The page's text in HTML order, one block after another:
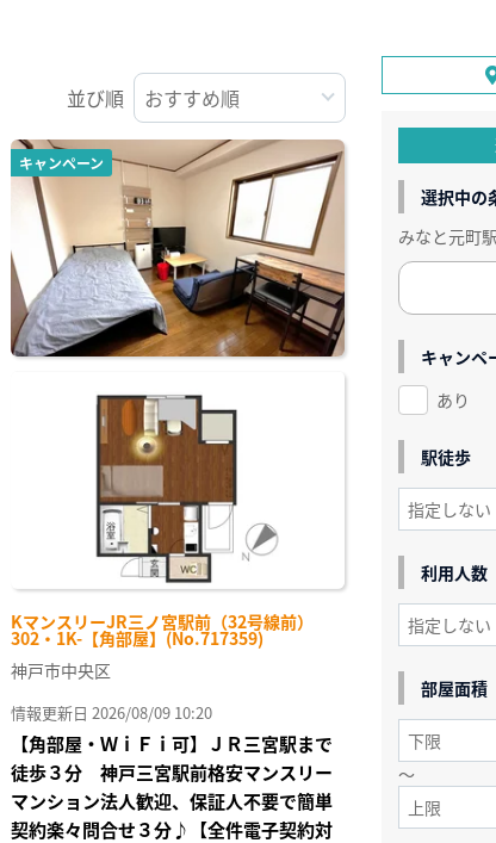
並び順
キャンペーン
KマンスリーJR三ノ宮駅前（32号線前）
302・1K-【角部屋】(No.717359)
神戸市中央区
情報更新日 2026/08/09 10:20
【角部屋・ＷｉＦｉ可】ＪＲ三宮駅まで
徒歩３分 神戸三宮駅前格安マンスリー
マンション法人歓迎、保証人不要で簡単
契約楽々問合せ３分♪【全件電子契約対
選択中の
みなと元町駅
キャンペ
あり
駅徒歩
利用人数
部屋面積
～